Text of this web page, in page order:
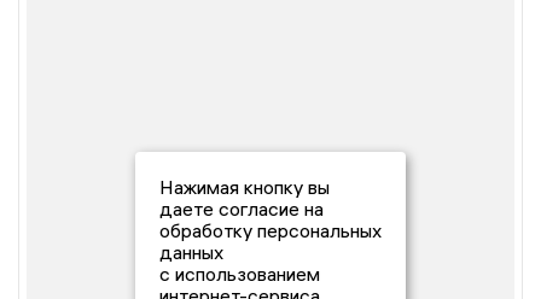
Нажимая кнопку вы
даете согласие на
обработку персональных
данных
с использованием